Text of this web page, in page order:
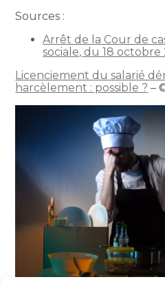
Sources :
Arrêt de la Cour de
sociale, du 18 octobre
Licenciement du salarié
harcèlement : possible ? –